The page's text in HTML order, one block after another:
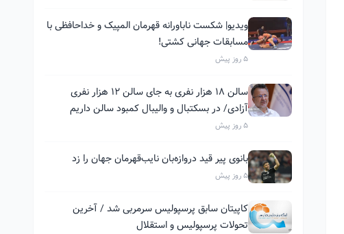
ویدیو| شکست ناباورانه قهرمان المپیک و خداحافظی با
مسابقات جهانی کشتی!
5 روز پیش
سالن ۱۸ هزار نفری به جای سالن ۱۲ هزار نفری
آزادی/ در بسکتبال و والیبال کمبود سالن داریم
5 روز پیش
بانوی پیر قید دروازه‌بان نایب‌قهرمان جهان را زد
5 روز پیش
کاپیتان سابق پرسپولیس سرمربی شد / آخرین
تحولات پرسپولیس و استقلال